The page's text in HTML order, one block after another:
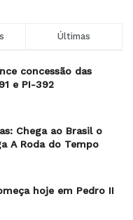
Últimas
concessão das
e PI-392
Chega ao Brasil o
A Roda do Tempo
hoje em Pedro II